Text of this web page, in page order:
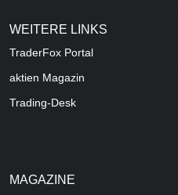
WEITERE LINKS
TraderFox Portal
aktien Magazin
Trading-Desk
MAGAZINE